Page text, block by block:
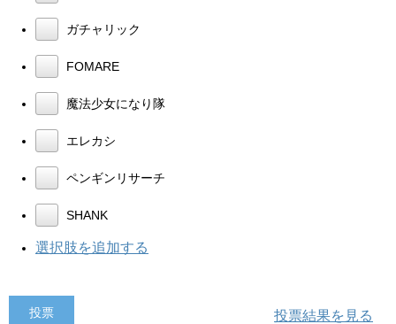
ガチャリック
FOMARE
魔法少女になり隊
エレカシ
ペンギンリサーチ
SHANK
選択肢を追加する
投票結果を見る